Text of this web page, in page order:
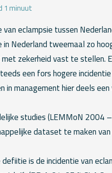
1 minuut
eclampsie tussen
Nederland tweemaal zo
zekerheid vast te stellen.
een fors hogere
management hier deels een
studies (LEMMoN 2004
dataset te maken
is de incidentie van